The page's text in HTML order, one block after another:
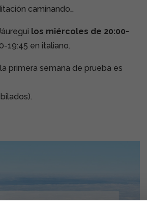
caminando…
los miércoles de 20:00-
19:45 en italiano.
primera semana de prueba es